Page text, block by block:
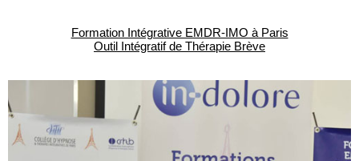
Formation Intégrative EMDR-IMO à Paris
Outil Intégratif de Thérapie Brève